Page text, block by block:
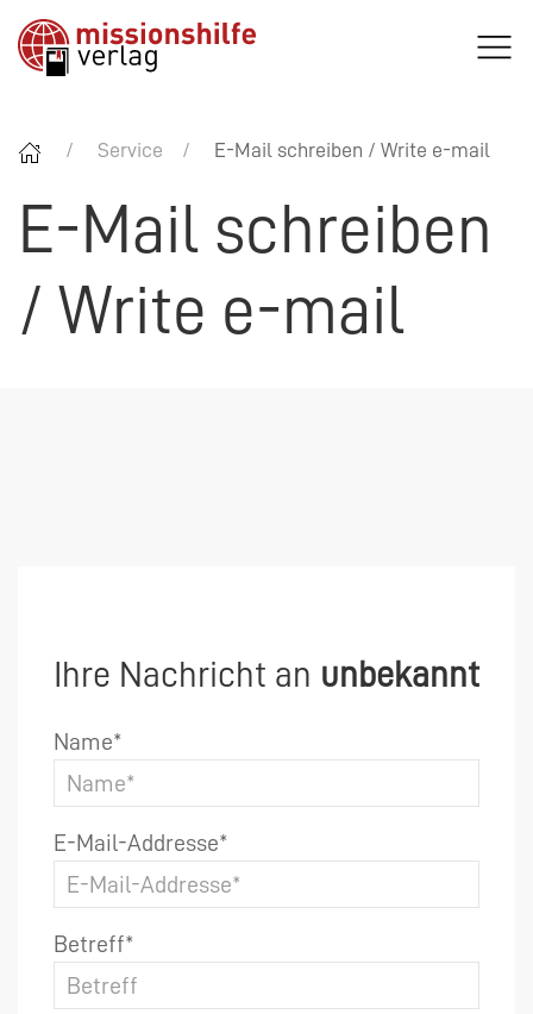
Service E-Mail schreiben / Write e-mail
E-Mail schreiben
/ Write e-mail
Ihre Nachricht an unbekannt
Name*
E-Mail-Addresse*
Betreff*